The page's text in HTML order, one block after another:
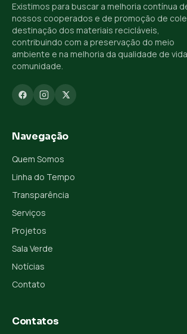
Existimos para buscar a melhoria contínua
nossos cooperados e de promoção de
destinação dos materiais recicláveis,
contribuindo com a preservação do meio
ambiente e na melhoria da qualidade de
comunidade.
Navegação
Quem Somos
Linha do Tempo
Transparência
Serviços
Projetos
Sala Verde
Notícias
Contato
Contatos